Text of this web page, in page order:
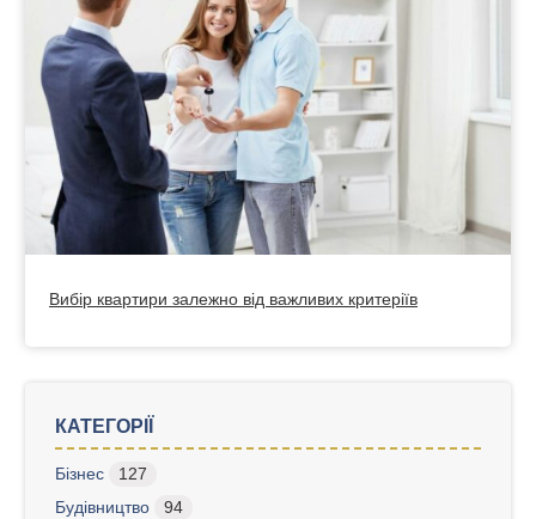
Вибір квартири залежно від важливих критеріїв
КАТЕГОРІЇ
Бізнес
127
Будівництво
94